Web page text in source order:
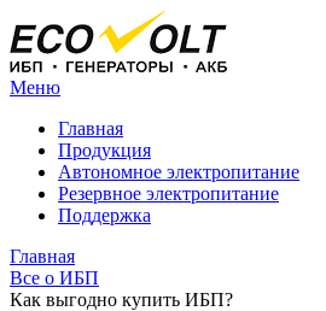
Меню
Главная
Продукция
Автономное электропитание
Резервное электропитание
Поддержка
Главная
Все о ИБП
Как выгодно купить ИБП?